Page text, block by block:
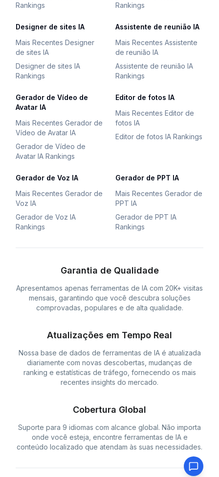
Rankings
Rankings
Designer de sites IA
Mais Recentes Designer
de sites IA
Designer de sites IA
Rankings
Assistente de reunião IA
Mais Recentes Assistente
de reunião IA
Assistente de reunião IA
Rankings
Gerador de Vídeo de
Avatar IA
Mais Recentes Gerador de
Vídeo de Avatar IA
Gerador de Vídeo de
Avatar IA Rankings
Editor de fotos IA
Mais Recentes Editor de
fotos IA
Editor de fotos IA Rankings
Gerador de Voz IA
Mais Recentes Gerador de
Voz IA
Gerador de Voz IA
Rankings
Gerador de PPT IA
Mais Recentes Gerador de
PPT IA
Gerador de PPT IA
Rankings
Garantia de Qualidade
Apresentamos apenas ferramentas de IA com 20K+ visitas
mensais, garantindo que você descubra soluções
comprovadas, populares e de alta qualidade.
Atualizações em Tempo Real
Nossa base de dados de ferramentas de IA é atualizada
diariamente com novas descobertas, mudanças de
ranking e estatísticas de tráfego, fornecendo os mais
recentes insights do mercado.
Cobertura Global
Suporte para 9 idiomas com alcance global. Não importa
onde você esteja, encontre ferramentas de IA e
conteúdo localizado que atendam às suas necessidades.